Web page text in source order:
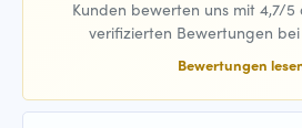
Kunden bewerten uns mit 4,7/5
verifizierten Bewertungen bei
Bewertungen